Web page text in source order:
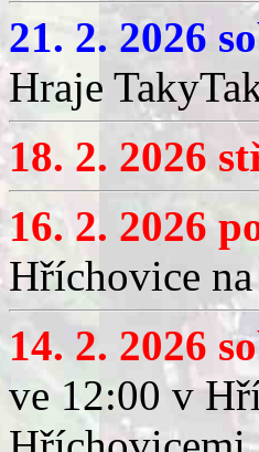
21. 2. 2026
Hraje
18. 2. 2026
16. 2. 2026
Hříchovice
14. 2. 2026
ve 12:00 v